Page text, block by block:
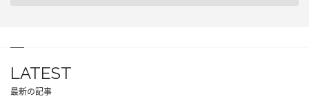
LATEST
最新の記事